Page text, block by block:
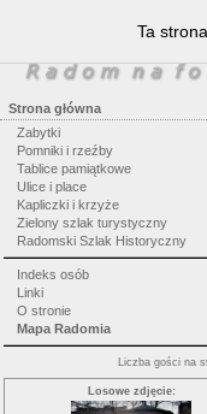
Strona główna
Zabytki
Pomniki i rzeźby
Tablice pamiątkowe
Ulice i place
Kapliczki i krzyże
Zielony szlak turystyczny
Radomski Szlak Historyczny
Indeks osób
Linki
O stronie
Mapa Radomia
Liczba gości na
Losowe zdjęcie:
Ta